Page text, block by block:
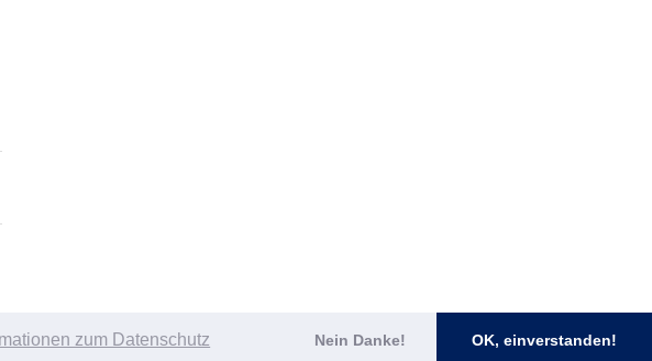
zum Datenschutz Nein Danke! OK, einverstanden!